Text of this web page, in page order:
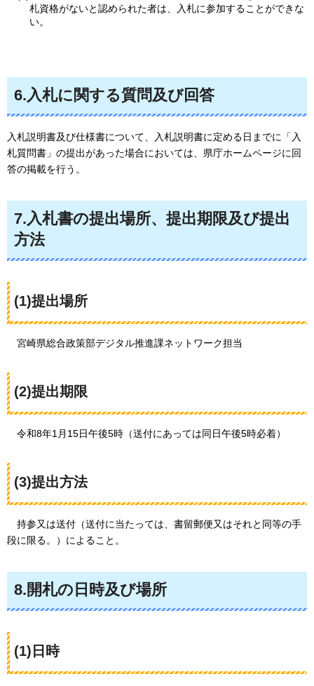
札資格がないと認められた者は、入札に参加することができな
い。
6.入札に関する質問及び回答
入札説明書及び仕様書について、入札説明書に定める日までに「入
札質問書」の提出があった場合においては、県庁ホームページに回
答の掲載を行う。
7.入札書の提出場所、提出期限及び提出
方法
(1)提出場所
宮崎県総合政策部デジタル推進課ネットワーク担当
(2)提出期限
令和8年1月15日午後5時（送付にあっては同日午後5時必着）
(3)提出方法
持参又は送付（送付に当たっては、書留郵便又はそれと同等の手
段に限る。）によること。
8.開札の日時及び場所
(1)日時